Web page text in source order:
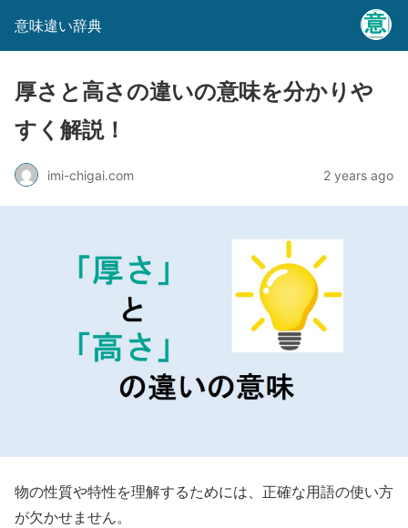
意味違い辞典
厚さと高さの違いの意味を分かりや
すく解説！
imi-chigai.com 2 years ago
物の性質や特性を理解するためには、正確な用語の使い方
が欠かせません。